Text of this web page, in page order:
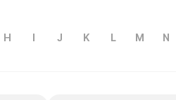
H I J K L M N